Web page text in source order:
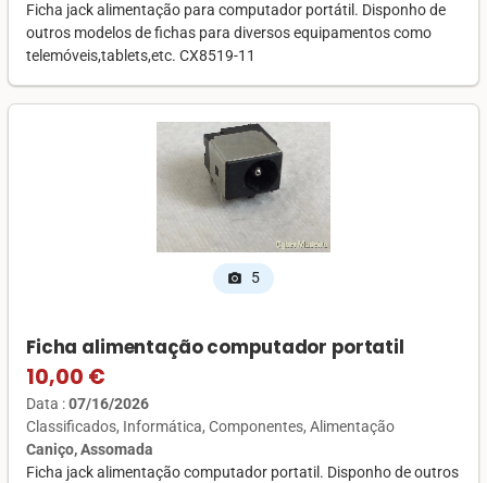
Ficha jack alimentação para computador portátil. Disponho de
outros modelos de fichas para diversos equipamentos como
telemóveis,tablets,etc. CX8519-11
photo_camera 5
Ficha alimentação computador portatil
10,00 €
Data :07/16/2026
Classificados Informática Componentes Alimentação
Caniço, Assomada
Ficha jack alimentação computador portatil. Disponho de outros